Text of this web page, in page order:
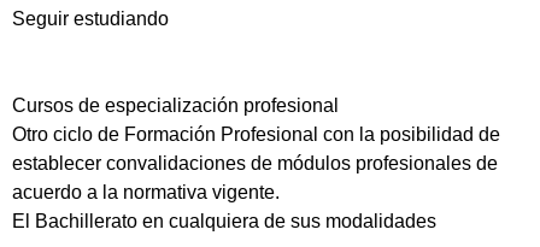
Seguir estudiando
Cursos de especialización profesional
Otro ciclo de Formación Profesional con la posibilidad de
establecer convalidaciones de módulos profesionales de
acuerdo a la normativa vigente.
El Bachillerato en cualquiera de sus modalidades